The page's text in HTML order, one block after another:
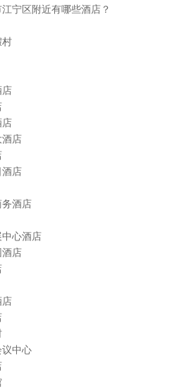
宁区附近有哪些酒店？
村
店
店
酒店
酒店
酒店
心酒店
酒店
店
中心